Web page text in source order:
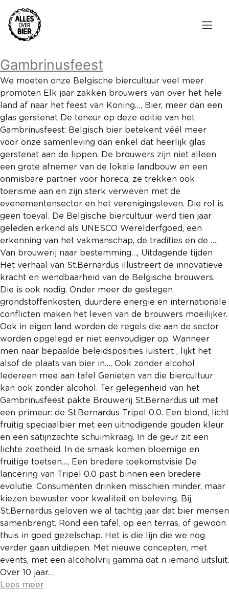
en
naar
gaan
Topmenu
INLOGGEN
REGISTREREN
ADVERTEREN
MELDPUNT
PERS/PUBLICATIES
FACEBOOK
LINKS
Hoofdnavigatie
HOME
BROUWEN
BLOG
AANBOD
AGENDA
CONTACT
Gambrinusfeest
We moeten onze Belgische biercultuur veel meer
promoten Elk jaar zakken brouwers van over het hele
land af naar het feest van Koning…, Bier, meer dan een
glas gerstenat De teneur op deze editie van het
Gambrinusfeest: Belgisch bier betekent véél meer
voor onze samenleving dan enkel dat heerlijk glas
gerstenat aan de lippen. De brouwers zijn niet alleen
een grote afnemer van de lokale landbouw en een
onmisbare partner voor horeca, ze trekken ook
toerisme aan en zijn sterk verweven met de
evenementensector en het verenigingsleven. Die rol is
geen toeval. De Belgische biercultuur werd tien jaar
geleden erkend als UNESCO Werelderfgoed, een
erkenning van het vakmanschap, de tradities en de …,
Van brouwerij naar bestemming…, Uitdagende tijden
Het verhaal van St.Bernardus illustreert de innovatieve
kracht en wendbaarheid van de Belgische brouwers.
Die is ook nodig. Onder meer de gestegen
grondstoffenkosten, duurdere energie en internationale
conflicten maken het leven van de brouwers moeilijker.
Ook in eigen land worden de regels die aan de sector
worden opgelegd er niet eenvoudiger op. Wanneer
men naar bepaalde beleidsposities luistert , lijkt het
alsof de plaats van bier in…, Ook zonder alcohol
Iedereen mee aan tafel Genieten van die biercultuur
kan ook zonder alcohol. Ter gelegenheid van het
Gambrinusfeest pakte Brouwerij St.Bernardus uit met
een primeur: de St.Bernardus Tripel 0.0. Een blond, licht
fruitig speciaalbier met een uitnodigende gouden kleur
en een satijnzachte schuimkraag. In de geur zit een
lichte zoetheid. In de smaak komen bloemige en
fruitige toetsen…, Een bredere toekomstvisie De
lancering van Tripel 0.0 past binnen een bredere
evolutie. Consumenten drinken misschien minder, maar
kiezen bewuster voor kwaliteit en beleving. Bij
St.Bernardus geloven we al tachtig jaar dat bier mensen
samenbrengt. Rond een tafel, op een terras, of gewoon
thuis in goed gezelschap. Het is die lijn die we nog
verder gaan uitdiepen. Met nieuwe concepten, met
events, met een alcoholvrij gamma dat n iemand uitsluit.
Over 10 jaar…
Lees meer